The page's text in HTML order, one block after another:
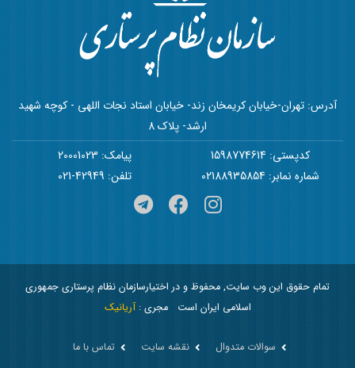
آدرس: تهران-خیابان کریمخان زند- خیابان استاد نجات اللهی - کوچه شهید
ارشد- پلاک 8
کدپستی: 1598774614
پیامک: 20001023
شماره نمابر: 02188935854
تلفن: 42949-021
تمام حقوق این وب سایت, محفوظ و در اختیارسازمان نظام پرستاری جمهوری
اسلامی ایران است
مجری :آریانیک
سوالات متدوال نقشه سایت تماس با ما